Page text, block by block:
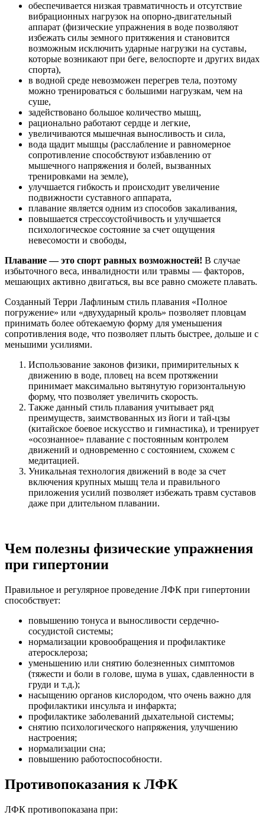
обеспечивается низкая травматичность и отсутствие
вибрационных нагрузок на опорно-двигательный
аппарат (физические упражнения в воде позволяют
избежать силы земного притяжения и становится
возможным исключить ударные нагрузки на суставы,
которые возникают при беге, велоспорте и других видах
спорта),
в водной среде невозможен перегрев тела, поэтому
можно тренироваться с большими нагрузкам, чем на
суше,
задействовано большое количество мышц,
рационально работают сердце и легкие,
увеличиваются мышечная выносливость и сила,
вода щадит мышцы (расслабление и равномерное
сопротивление способствуют избавлению от
мышечного напряжения и болей, вызванных
тренировками на земле),
улучшается гибкость и происходит увеличение
подвижности суставного аппарата,
плавание является одним из способов закаливания,
повышается стрессоустойчивость и улучшается
психологическое состояние за счет ощущения
невесомости и свободы,
Плавание — это спорт равных возможностей! В случае
избыточного веса, инвалидности или травмы — факторов,
мешающих активно двигаться, вы все равно сможете плавать.
Созданный Терри Лафлиным стиль плавания «Полное
погружение» или «двухударный кроль» позволяет пловцам
принимать более обтекаемую форму для уменьшения
сопротивления воде, что позволяет плыть быстрее, дольше и с
меньшими усилиями.
Использование законов физики, примирительных к
движению в воде, пловец на всем протяжении
принимает максимально вытянутую горизонтальную
форму, что позволяет увеличить скорость.
Также данный стиль плавания учитывает ряд
преимуществ, заимствованных из йоги и тай-цзы
(китайское боевое искусство и гимнастика), и тренирует
«осознанное» плавание с постоянным контролем
движений и одновременно с состоянием, схожем с
медитацией.
Уникальная технология движений в воде за счет
включения крупных мышц тела и правильного
приложения усилий позволяет избежать травм суставов
даже при длительном плавании.
Чем полезны физические упражнения
при гипертонии
Правильное и регулярное проведение ЛФК при гипертонии
способствует:
повышению тонуса и выносливости сердечно-
сосудистой системы;
нормализации кровообращения и профилактике
атеросклероза;
уменьшению или снятию болезненных симптомов
(тяжести и боли в голове, шума в ушах, сдавленности в
груди и т.д.);
насыщению органов кислородом, что очень важно для
профилактики инсульта и инфаркта;
профилактике заболеваний дыхательной системы;
снятию психологического напряжения, улучшению
настроения;
нормализации сна;
повышению работоспособности.
Противопоказания к ЛФК
ЛФК противопоказана при: